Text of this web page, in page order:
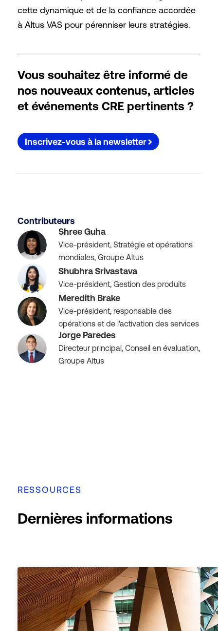
cette dynamique et de la confiance accordée
à Altus VAS pour pérenniser leurs stratégies.
Vous souhaitez être informé de
nos nouveaux contenus, articles
et événements CRE pertinents ?
Inscrivez-vous à la newsletter
Contributeurs
Shree Guha
Vice-président, Stratégie et opérations
mondiales, Groupe Altus
Shubhra Srivastava
Vice-président, Gestion des produits
Meredith Brake
Vice-président, responsable des
opérations et de l'activation des services
Jorge Paredes
Directeur principal, Conseil en évaluation,
Groupe Altus
RESSOURCES
Dernières informations